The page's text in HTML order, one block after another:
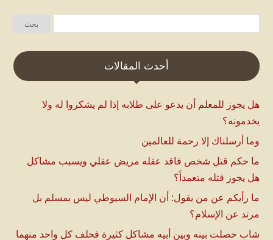
أحدث المقالات
هل يجوز للمعلم أن يدعو على طلابه إذا لم يشكروا له ولا
يخدمونه؟
وما أرسلناك إلا رحمة للعالمين
ما حكم قتل شخص فاقد عقله مريض عقلي ويسبب مشاكل
هل يجوز قتله متعمداً؟
ما رأيكم عن من يقول: أن الإمام السيوطي ليس بمسلم بل
مرتد عن الإسلام؟
شاب حصلت بينه وبين أبيه مشاكل كثيرة فحلف كل واحد منهما